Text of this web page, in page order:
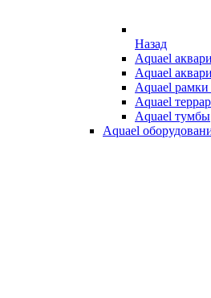
Назад
Aquael
Aquael
Aquael
Aquael
Aquael тумбы
Aquael